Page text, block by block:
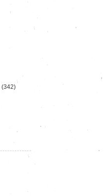
(342)